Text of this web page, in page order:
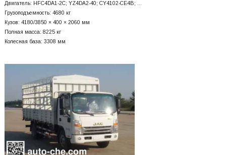
Двигатель: HFC4DA1-2C; YZ4DA2-40; CY4102-CE4B; …
Грузоподъемность: 4680 кг
Кузов: 4180/3850 × 400 × 2060 мм
Полная масса: 8225 кг
Колесная база: 3308 мм